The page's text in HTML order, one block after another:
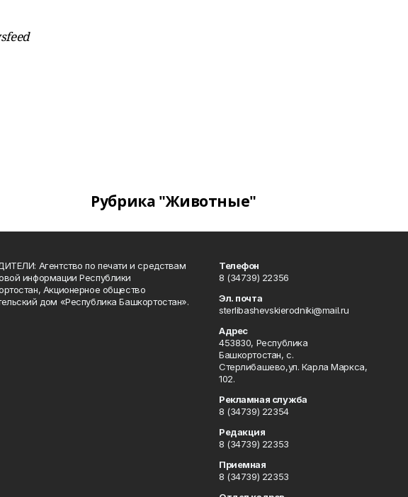
Рубрика "Животные"
Агентство по печати и средствам
информации Республики
Акционерное общество
дом «Республика Башкортостан».
Телефон
8 (34739) 22356
Эл. почта
sterlibashevskierodniki@mail.ru
Адрес
453830, Республика
Башкортостан, c.
Стерлибашево,ул. Карла Маркса,
102.
Рекламная служба
8 (34739) 22354
Редакция
8 (34739) 22353
Приемная
8 (34739) 22353